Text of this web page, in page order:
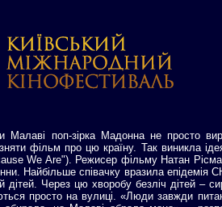
Малаві поп-зірка Мадонна не просто
фільм про цю країну. Так виникла
We Are"). Режисер фільму Натан
Найбільше співачку вразила епідемія
дітей. Через цю хворобу безліч дітей –
просто на вулиці. «Люди завжди